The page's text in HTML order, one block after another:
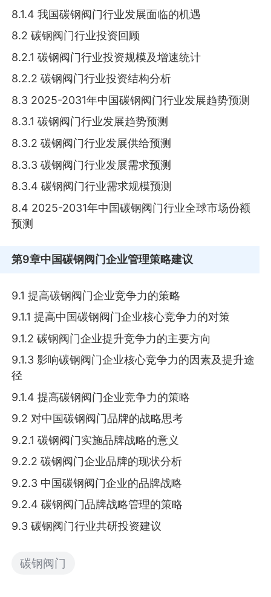
8.1.4 我国碳钢阀门行业发展面临的机遇
8.2 碳钢阀门行业投资回顾
8.2.1 碳钢阀门行业投资规模及增速统计
8.2.2 碳钢阀门行业投资结构分析
8.3 2025-2031年中国碳钢阀门行业发展趋势预测
8.3.1 碳钢阀门行业发展趋势预测
8.3.2 碳钢阀门行业发展供给预测
8.3.3 碳钢阀门行业发展需求预测
8.3.4 碳钢阀门行业需求规模预测
8.4 2025-2031年中国碳钢阀门行业全球市场份额
预测
第9章中国碳钢阀门企业管理策略建议
9.1 提高碳钢阀门企业竞争力的策略
9.1.1 提高中国碳钢阀门企业核心竞争力的对策
9.1.2 碳钢阀门企业提升竞争力的主要方向
9.1.3 影响碳钢阀门企业核心竞争力的因素及提升途
径
9.1.4 提高碳钢阀门企业竞争力的策略
9.2 对中国碳钢阀门品牌的战略思考
9.2.1 碳钢阀门实施品牌战略的意义
9.2.2 碳钢阀门企业品牌的现状分析
9.2.3 中国碳钢阀门企业的品牌战略
9.2.4 碳钢阀门品牌战略管理的策略
9.3 碳钢阀门行业共研投资建议
碳钢阀门